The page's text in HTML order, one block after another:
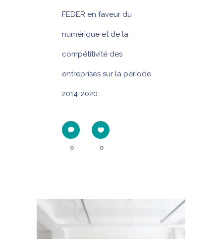
FEDER en faveur du
numérique et de la
compétitivité des
entreprises sur la période
2014-2020....
0 0